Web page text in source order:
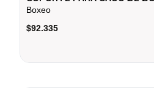
Boxeo
$92.335